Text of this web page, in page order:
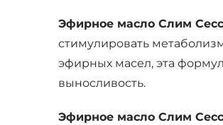
Эфирное масло Слим
стимулировать
эфирных масел, эта
выносливость.
Эфирное масло Слим